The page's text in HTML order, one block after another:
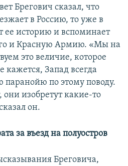
Брегович сказал, что
в Россию, то уже в
ее историю и вспоминает
и Красную Армию. «Мы на
это величие, которое
кажется, Запад всегда
по этому поводу.
изобретут какие-то
он.
за въезд на полуостров
Бреговича,